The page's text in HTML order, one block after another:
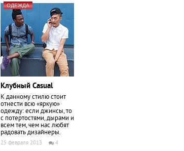
ОДЕЖДА
Клубный Casual
К данному стилю стоит
отнести всю «яркую»
одежду: если джинсы, то
с потертостями, дырами и
всем тем, чем нас любят
радовать дизайнеры.
25 февраля 2013 4